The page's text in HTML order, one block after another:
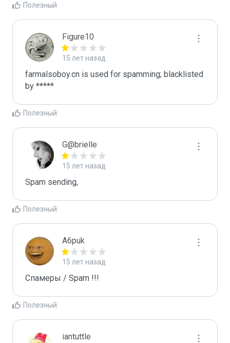
Полезный
Figure10
15 лет назад
farmalsoboy.cn is used for spamming; blacklisted
by *****
Полезный
G@brielle
15 лет назад
Spam sending,
Полезный
A6puk
15 лет назад
Спамеры / Spam !!!
Полезный
iantuttle